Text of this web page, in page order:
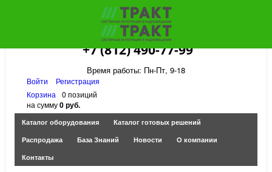
+7 (812) 490-77-99
Время работы: Пн-Пт, 9-18
Войти
Регистрация
Корзина
0 позиций
на сумму0 руб.
Каталог оборудования
Каталог готовых решений
Распродажа
База Знаний Новости
О компании
Контакты